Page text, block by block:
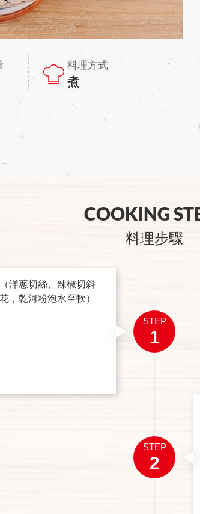
料理方式
煮
COOKING
料理步驟
STEP
1
洋蔥切絲、辣椒切斜
，乾河粉泡水至軟）
STEP
2